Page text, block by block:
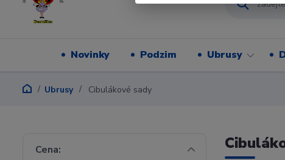
Novinky Podzim Ubrusy
Ubrusy Cibulákové sady
Cena: